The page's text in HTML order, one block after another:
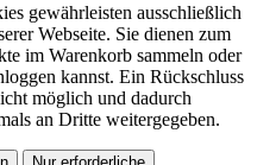
gewährleisten ausschließlich
Webseite. Sie dienen zum
im Warenkorb sammeln oder
kannst. Ein Rückschluss
möglich und dadurch
an Dritte weitergegeben.